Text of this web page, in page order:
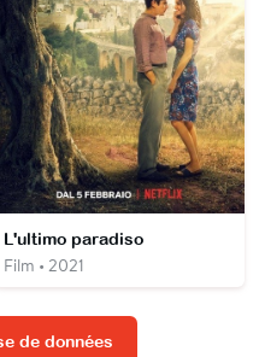
L'ultimo paradiso
Film • 2021
de données